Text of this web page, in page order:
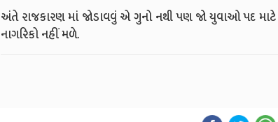
અંતે રાજકારણ માં જોડાવવું એ ગુનો નથી પણ જો યુવાઓ પદ
નાગરિકો નહીં મળે.